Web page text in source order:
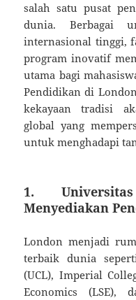
salah satu pusat
dunia. Berbagai
internasional tinggi,
program inovatif
utama bagi
Pendidikan di
kekayaan tradisi
global yang
untuk menghadapi
1.
Menyediakan
London menjadi
terbaik dunia
(UCL), Imperial
Economics (LSE),